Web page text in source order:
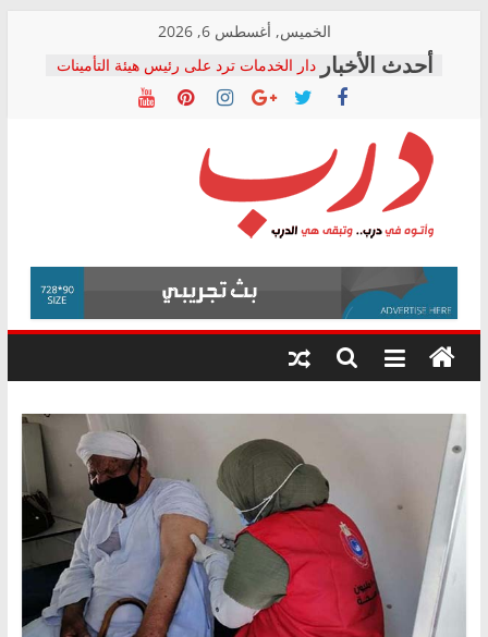
content
الخميس, أغسطس 6, 2026
دار الخدمات ترد على رئيس هيئة التأمينات
بعد مؤتمره الصحفي: إنكار الأزمة لا ينهي
معاناة أصحاب المعاشات.. ونطالب بكشف
فرحات سليمان يكتب: القطاع الصحي إلى
أين؟
حزب التحالف الشعبي يطلق لجنة “الحق
في الصحة” بالإسكندرية لرصد الانتهاكات
ودعم المرضى
الوزاري لمدينة الصحفيين.. وانتهاء أعمال
إنشاء المبنى الإداري
المجلس القومي لحقوق الإنسان يعلن
متابعة قضية الدكتور محمد زهران.. ويؤكد:
قرينة البراءة وضمانات المحاكمة العادلة
درب
وأتوه
درب..
وتبقى
هي